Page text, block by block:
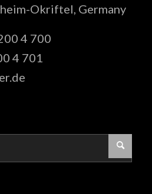
Okriftel, Germany
4 700
4 701